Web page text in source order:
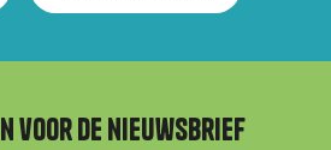
voor de nieuwsbrief